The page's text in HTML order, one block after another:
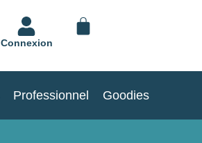
Connexion
Professionnel Goodies